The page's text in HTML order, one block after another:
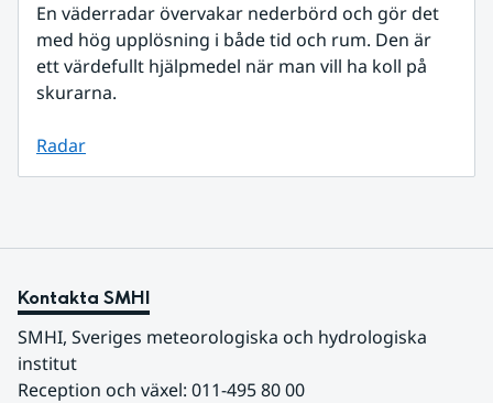
En väderradar övervakar nederbörd och gör det
med hög upplösning i både tid och rum. Den är
ett värdefullt hjälpmedel när man vill ha koll på
skurarna.
Radar
Kontakta SMHI
SMHI, Sveriges meteorologiska och hydrologiska
institut
Reception och växel: 011-495 80 00